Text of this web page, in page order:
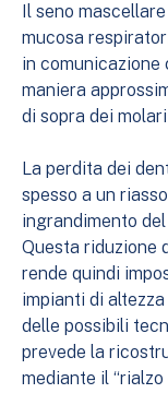
Il seno
mucosa
in comunicazione
maniera
di sopra dei
La perdita dei
spesso a un
ingrandimento
Questa riduzione
rende quindi
impianti di
delle possibili
prevede la
mediante il “rialzo